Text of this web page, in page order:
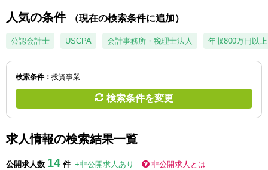
公認会計士の求人
監査法人の求人
USCPA（米国公認会計士）の求人
人気の条件 （現在の検索条件に追加）
公認会計士 USCPA 会計事務所・税理士法人 年収800万円以上
検索条件： 投資事業
検索条件を変更
求人情報の検索結果一覧
公開求人数 14 件 +非公開求人あり 非公開求人とは